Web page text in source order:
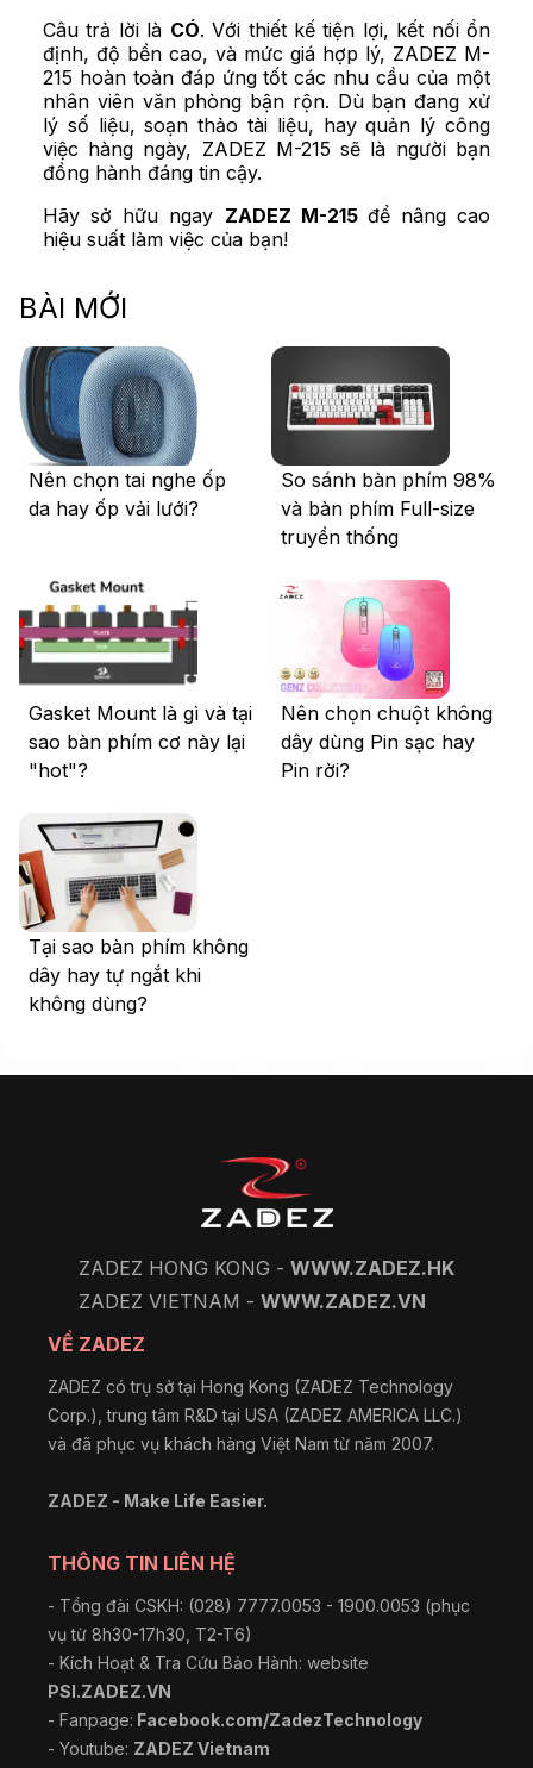
Câu trả lời là CÓ. Với thiết kế tiện lợi, kết nối ổn
định, độ bền cao, và mức giá hợp lý, ZADEZ M-
215 hoàn toàn đáp ứng tốt các nhu cầu của một
nhân viên văn phòng bận rộn. Dù bạn đang xử
lý số liệu, soạn thảo tài liệu, hay quản lý công
việc hàng ngày, ZADEZ M-215 sẽ là người bạn
đồng hành đáng tin cậy.
Hãy sở hữu ngay ZADEZ M-215 để nâng cao
hiệu suất làm việc của bạn!
BÀI MỚI
Nên chọn tai nghe ốp
da hay ốp vải lưới?
So sánh bàn phím 98%
và bàn phím Full-size
truyền thống
Gasket Mount là gì và tại
sao bàn phím cơ này lại
"hot"?
Nên chọn chuột không
dây dùng Pin sạc hay
Pin rời?
Tại sao bàn phím không
dây hay tự ngắt khi
không dùng?
ZADEZ HONG KONG - WWW.ZADEZ.HK
ZADEZ VIETNAM - WWW.ZADEZ.VN
VỀ ZADEZ
ZADEZ có trụ sở tại Hong Kong (ZADEZ Technology
Corp.), trung tâm R&D tại USA (ZADEZ AMERICA LLC.)
và đã phục vụ khách hàng Việt Nam từ năm 2007.
ZADEZ - Make Life Easier.
THÔNG TIN LIÊN HỆ
- Tổng đài CSKH: (028) 7777.0053 - 1900.0053 (phục
vụ từ 8h30-17h30, T2-T6)
- Kích Hoạt & Tra Cứu Bảo Hành: website
PSI.ZADEZ.VN
- Fanpage: Facebook.com/ZadezTechnology
- Youtube: ZADEZ Vietnam